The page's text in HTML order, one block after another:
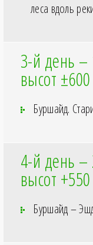
леса вдоль
3-й день –
высот ±600
Буршайд.
4-й день –
высот +550
Буршайд –